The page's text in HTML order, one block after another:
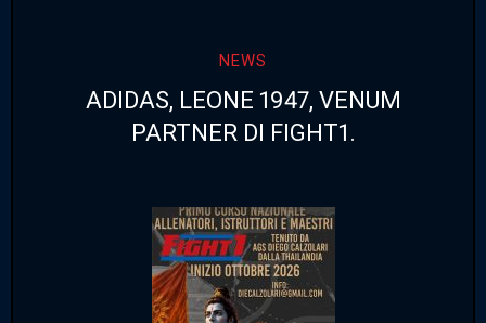
NEWS
ADIDAS, LEONE 1947, VENUM
PARTNER DI FIGHT1.